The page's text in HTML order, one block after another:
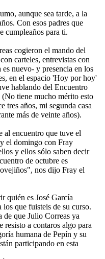
aunque sea tarde, a la
Con esos padres que
cumpleaños para ti.
cogieron el mando del
carteles, entrevistas con
nuevo- y presencia en los
en el espacio 'Hoy por hoy'
hablando del Encuentro
tiene mucho mérito esto
tres años, mi segunda casa
más de veinte años).
al encuentro que tuve el
el domingo con Fray
y ellos sólo saben decir
de octubre es
nos dijo Fray el
quién es José García
que fuisteis de su curso.
de que Julio Correas ya
resisto a contaros algo para
humana de Pepín y su
participando en esta